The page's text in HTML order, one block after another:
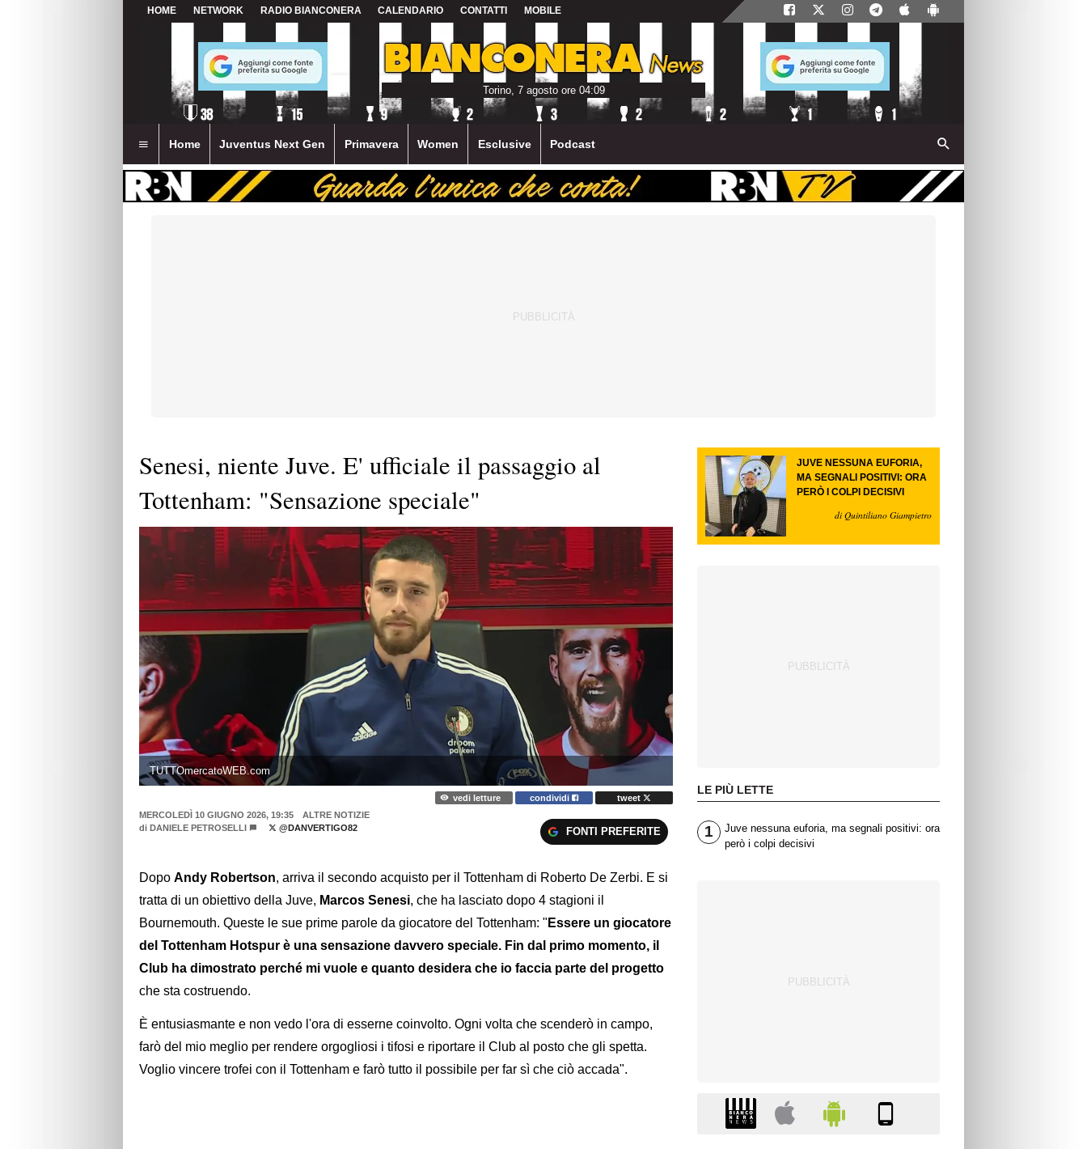
HOME NETWORK RADIO BIANCONERA CALENDARIO CONTATTI MOBILE
Torino, 7 agosto ore 04:09
Home Juventus Next Gen Primavera Women Esclusive Podcast
Senesi, niente Juve. E' ufficiale il passaggio al
Tottenham: "Sensazione speciale"
TUTTOmercatoWEB.com
vedi letture condividi
tweet
MERCOLEDÌ 10 GIUGNO 2026, 19:35
ALTRE NOTIZIE
di DANIELE PETROSELLI @DANVERTIGO82 FONTI PREFERITE
Dopo Andy Robertson, arriva il secondo acquisto per il Tottenham di Roberto De Zerbi. E si
tratta di un obiettivo della Juve, Marcos Senesi, che ha lasciato dopo 4 stagioni il
Bournemouth. Queste le sue prime parole da giocatore del Tottenham: " Essere un giocatore
del Tottenham Hotspur è una sensazione davvero speciale. Fin dal primo momento, il
Club ha dimostrato perché mi vuole e quanto desidera che io faccia parte del progetto
che sta costruendo.
È entusiasmante e non vedo l'ora di esserne coinvolto. Ogni volta che scenderò in campo,
farò del mio meglio per rendere orgogliosi i tifosi e riportare il Club al posto che gli spetta.
Voglio vincere trofei con il Tottenham e farò tutto il possibile per far sì che ciò accada".
JUVE NESSUNA EUFORIA,
MA SEGNALI POSITIVI: ORA
PERÒ I COLPI DECISIVI
di Quintiliano Giampietro
LE PIÙ LETTE
1
Juve nessuna euforia, ma segnali positivi: ora
però i colpi decisivi